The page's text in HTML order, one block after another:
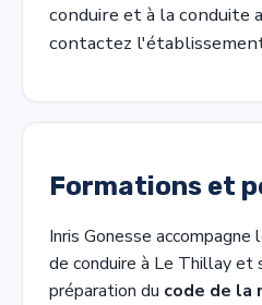
conduire et à la conduite
contactez
Formations et
Inris Gonesse accompagne
de conduire à Le Thillay et
préparation du code de la